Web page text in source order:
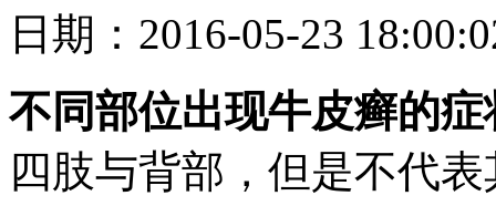
日期：2016-05-23
不同部位出现牛皮癣的症
四肢与背部，但是不代